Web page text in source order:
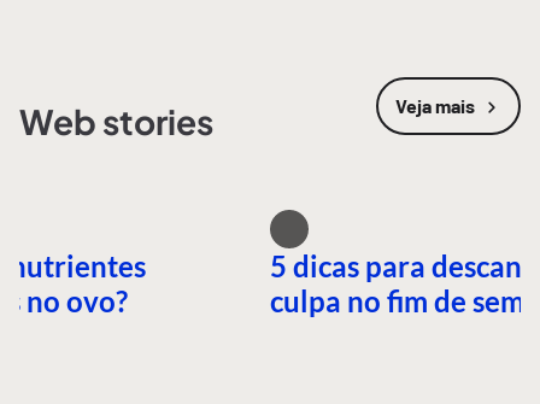
Web stories Veja mais
nutrientes
no ovo?
5 dicas para
culpa no fim de